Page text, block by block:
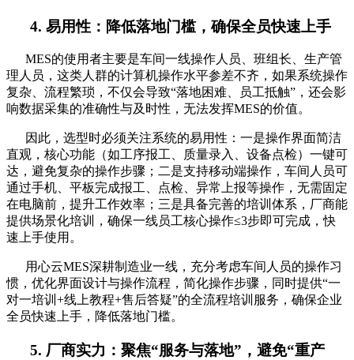
4. 易用性：降低落地门槛，确保全员快速上手
MES的使用者主要是车间一线操作人员、班组长、生产管
理人员，这类人群的计算机操作水平参差不齐，如果系统操作
复杂、流程繁琐，不仅会导致“落地困难、员工抵触”，还会影
响数据采集的准确性与及时性，无法发挥MES的价值。
因此，选型时必须关注系统的易用性：一是操作界面简洁
直观，核心功能（如工序报工、质量录入、设备点检）一键可
达，避免复杂的操作步骤；二是支持移动端操作，车间人员可
通过手机、平板完成报工、点检、异常上报等操作，无需固定
在电脑前，提升工作效率；三是具备完善的培训体系，厂商能
提供场景化培训，确保一线员工核心操作≤3步即可完成，快
速上手使用。
用心云MES深耕制造业一线，充分考虑车间人员的操作习
惯，优化界面设计与操作流程，简化操作步骤，同时提供“一
对一培训+线上教程+售后答疑”的全流程培训服务，确保企业
全员快速上手，降低落地门槛。
5. 厂商实力：聚焦“服务与落地”，避免“重产